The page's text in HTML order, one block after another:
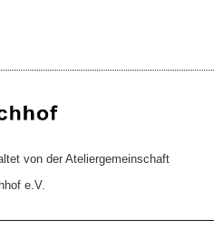
von der Ateliergemeinschaft
e.V.